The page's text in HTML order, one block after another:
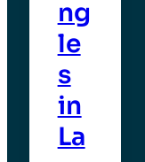
ng
le
s
in
La